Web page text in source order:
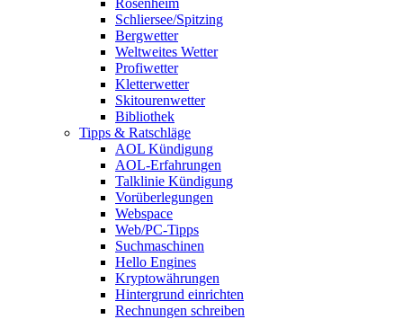
Rosenheim
Schliersee/Spitzing
Bergwetter
Weltweites Wetter
Profiwetter
Kletterwetter
Skitourenwetter
Bibliothek
Tipps & Ratschläge
AOL Kündigung
AOL-Erfahrungen
Talklinie Kündigung
Vorüberlegungen
Webspace
Web/PC-Tipps
Suchmaschinen
Hello Engines
Kryptowährungen
Hintergrund einrichten
Rechnungen schreiben